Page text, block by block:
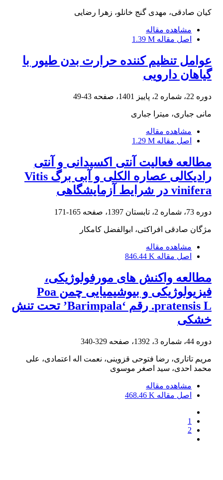
کیان صادقی، مهدی گنج خانلو، زهرا رضایی
مشاهده مقاله
اصل مقاله 1.39 M
عوامل تنظیم کننده حرارت بدن طیور با
گیاهان دارویی
دوره 22، شماره 2، پاییز 1401، صفحه 43-49
مانی جباری، میترا جباری
مشاهده مقاله
اصل مقاله 1.29 M
مطالعه فعالیت آنتی اکسیدانی و آنتی
رادیکالی عصاره الکلی و آبی برگ Vitis
vinifera در شرایط آزمایشگاهی
دوره 73، شماره 2، تابستان 1397، صفحه 165-171
مژگان صادقی افراکتی، ابوالفضل کامکار
مشاهده مقاله
اصل مقاله 846.44 K
مطالعه واکنش های مورفولوژیکی،
فیزیولوژیکی و بیوشیمیایی چمن Poa
pratensis L. رقم ‘Barimpala’ تحت تنش
خشکی
دوره 44، شماره 3، 1392، صفحه 329-340
مریم تاتاری، رضا فتوحی قزوینی، نعمت اله اعتمادی، علی
محمد احدی، سید اصغر موسوی
مشاهده مقاله
اصل مقاله 468.46 K
1
2